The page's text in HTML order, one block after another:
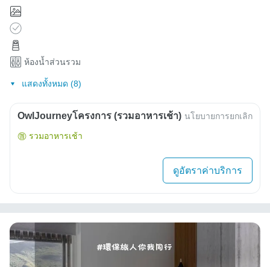
ห้องน้ำส่วนรวม
แสดงทั้งหมด (8)
OwlJourneyโครงการ (รวมอาหารเช้า) นโยบายการยกเลิก
รวมอาหารเช้า
ดูอัตราค่าบริการ